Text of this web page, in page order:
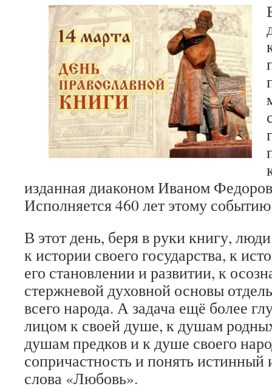
изданная диаконом Иваном
Исполняется 460 лет этому
В этот день, беря в руки книгу,
к истории своего государства, к
его становлении и развитии, к
стержневой духовной основы
всего народа. А задача ещё более
лицом к своей душе, к душам
душам предков и к душе своего
сопричастность и понять
слова «Любовь».